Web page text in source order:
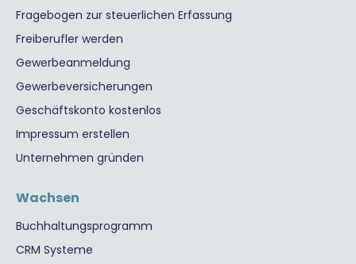
Fragebogen zur steuerlichen Erfassung
Freiberufler werden
Gewerbeanmeldung
Gewerbeversicherungen
Geschäftskonto kostenlos
Impressum erstellen
Unternehmen gründen
Wachsen
Buchhaltungsprogramm
CRM Systeme